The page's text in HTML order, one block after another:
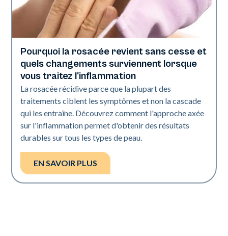
Santé de la peau
Pourquoi la rosacée revient sans cesse et
quels changements surviennent lorsque
vous traitez l'inflammation
La rosacée récidive parce que la plupart des
traitements ciblent les symptômes et non la cascade
qui les entraîne. Découvrez comment l'approche axée
sur l'inflammation permet d'obtenir des résultats
durables sur tous les types de peau.
EN SAVOIR PLUS